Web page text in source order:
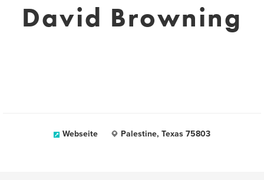
David Browning
Webseite Palestine, Texas 75803